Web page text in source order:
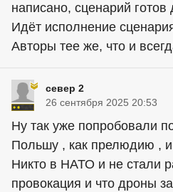
написано, сценарий готов
Идёт исполнение
Авторы тее же, что и
север 2
26 сентября 2025 20:53
Ну так уже попробовали
Польшу , как прелюдию ,
Никто в НАТО и не стали
провокация и что дроны